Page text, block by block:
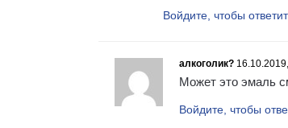
Войдите, чтобы
алкоголик?
Может это эмаль
Войдите, чтобы